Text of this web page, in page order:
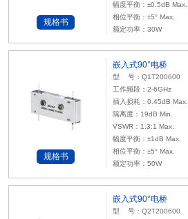
规格书
幅度平衡：±0.5dB Max.
相位平衡：±5° Max.
额定功率：30W
规格书
嵌入式90°电桥
型 号：Q1T200600
工作频段：2-6GHz
插入损耗：0.45dB Max.
隔离度：19dB Min.
VSWR：1.3:1 Max.
幅度平衡：±1dB Max.
相位平衡：±5° Max.
额定功率：50W
嵌入式90°电桥
型 号：Q2T200600